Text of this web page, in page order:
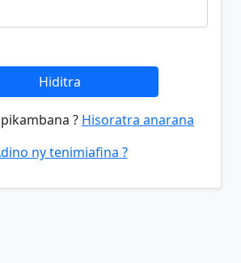
Hiditra
? Hisoratra anarana
ny tenimiafina ?